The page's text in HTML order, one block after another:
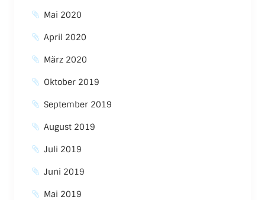
Mai 2020
April 2020
März 2020
Oktober 2019
September 2019
August 2019
Juli 2019
Juni 2019
Mai 2019